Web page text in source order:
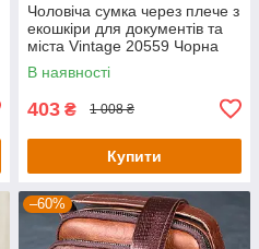
Чоловіча сумка через плече з
екошкіри для документів та
міста Vintage 20559 Чорна
В наявності
403 ₴ 1 008 ₴
Купити
–60%